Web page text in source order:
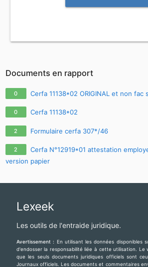
Documents en rapport
0 Cerfa 11138*02 ORIGINAL et non fac
0 Cerfa 11138*02
2 Formulaire cerfa 307*/46
2
Cerfa N°12919*01 attestation
version papier
Lexeek
Les outils de l'entraide juridique.
Avertissement :
En utilisant les données disponibles
d'endosser la responsabilité liée à cette utilisation. Le
que les seuls documents juridiques officiels sont
Journaux officiels. Les documents et commentaires